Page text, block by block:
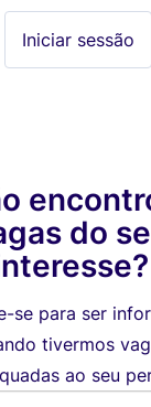
Iniciar sessão
do
se para ser
tivermos
ao seu